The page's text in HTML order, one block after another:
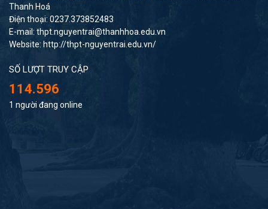
Thanh Hoá
Điện thoại: 0237.373852483
E-mail: thpt.nguyentrai@thanhhoa.edu.vn
Website: http://thpt-nguyentrai.edu.vn/
SỐ LƯỢT TRUY CẬP
114.596
1 người đang online